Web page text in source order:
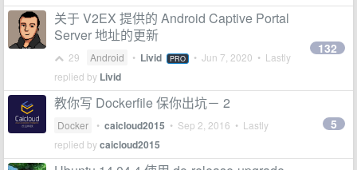
关于 V2EX 提供的 Android Captive Portal
Server 地址的更新
29 Android • Livid PRO • Jun 7, 2020 • Lastly
replied by Livid
132
教你写 Dockerfile 保你出坑－ 2
Docker • caicloud2015 • Sep 2, 2016 • Lastly
replied bycaicloud2015
5